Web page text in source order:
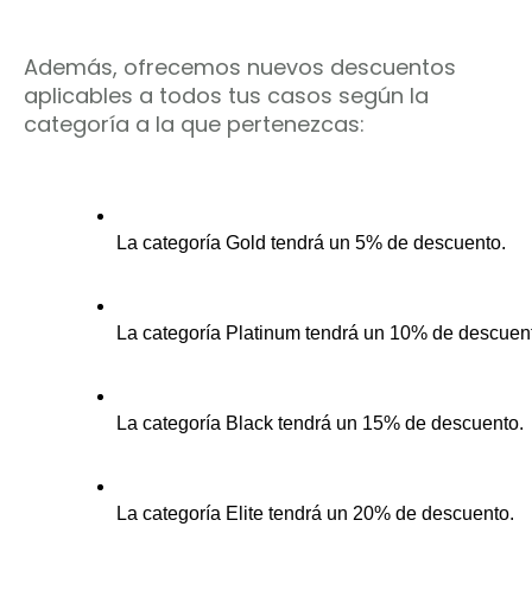
Además, ofrecemos nuevos descuentos
aplicables a todos tus casos según la
categoría a la que pertenezcas:
La categoría Gold tendrá un 5% de descuento.
La categoría Platinum tendrá un 10% de
La categoría Black tendrá un 15% de descuento.
La categoría Elite tendrá un 20% de descuento.